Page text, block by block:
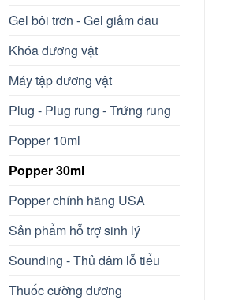
Gel bôi trơn - Gel giảm đau
Khóa dương vật
Máy tập dương vật
Plug - Plug rung - Trứng rung
Popper 10ml
Popper 30ml
Popper chính hãng USA
Sản phẩm hỗ trợ sinh lý
Sounding - Thủ dâm lỗ tiểu
Thuốc cường dương